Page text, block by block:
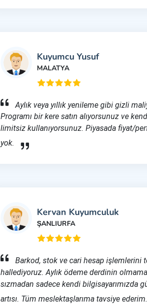
Kuyumcu Yusuf
MALATYA
Aylık veya yıllık yenileme gibi gizli
Programı bir kere satın alıyorsunuz ve
limitsiz kullanıyorsunuz. Piyasada fiyat/
yok.
Kervan Kuyumculuk
ŞANLIURFA
Barkod, stok ve cari hesap işlemlerini
hallediyoruz. Aylık ödeme derdinin
sızmadan sadece kendi bilgisayarımızda
artısı. Tüm meslektaşlarıma tavsiye ederim.